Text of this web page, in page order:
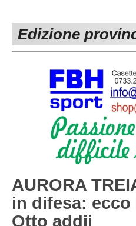
1^ CATEGORIA
3^ CATEGORIA
GIOVANILI
Edizione
AURORA
in difesa: ecco
Otto addii